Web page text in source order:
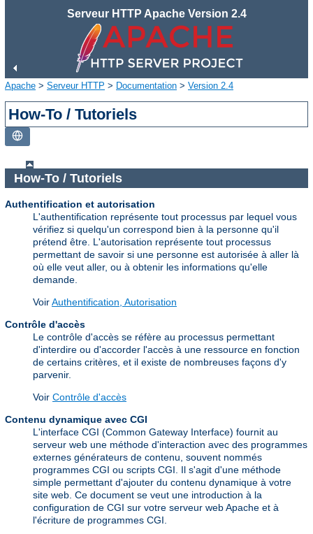
Serveur HTTP Apache Version 2.4
Apache > Serveur HTTP > Documentation > Version 2.4
How-To / Tutoriels
How-To / Tutoriels
Authentification et autorisation
L'authentification représente tout processus par lequel vous
vérifiez si quelqu'un correspond bien à la personne qu'il
prétend être. L'autorisation représente tout processus
permettant de savoir si une personne est autorisée à aller là
où elle veut aller, ou à obtenir les informations qu'elle
demande.
VoirAuthentification, Autorisation
Contrôle d'accès
Le contrôle d'accès se réfère au processus permettant
d'interdire ou d'accorder l'accès à une ressource en fonction
de certains critères, et il existe de nombreuses façons d'y
parvenir.
Voir Contrôle d'accès
Contenu dynamique avec CGI
L'interface CGI (Common Gateway Interface) fournit au
serveur web une méthode d'interaction avec des programmes
externes générateurs de contenu, souvent nommés
programmes CGI ou scripts CGI. Il s'agit d'une méthode
simple permettant d'ajouter du contenu dynamique à votre
site web. Ce document se veut une introduction à la
configuration de CGI sur votre serveur web Apache et à
l'écriture de programmes CGI.